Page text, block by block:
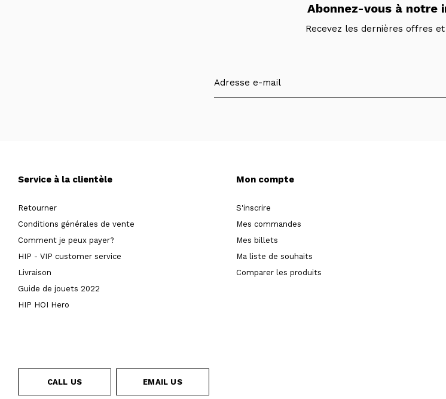
Abonnez-vous à notre
Recevez les dernières offres
Service à la clientèle
Retourner
Conditions générales de vente
Comment je peux payer?
HIP - VIP customer service
Livraison
Guide de jouets 2022
HIP HOI Hero
Mon compte
S'inscrire
Mes commandes
Mes billets
Ma liste de souhaits
Comparer les produits
CALL US EMAIL US